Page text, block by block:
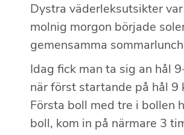
Dystra väderleksutsikter
molnig morgon började
gemensamma
Idag fick man ta sig an hål
när först startande på hål
Första boll med tre i bollen
boll, kom in på närmare 3